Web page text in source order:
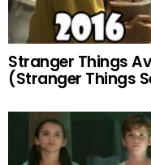
Stranger Things
(Stranger Things